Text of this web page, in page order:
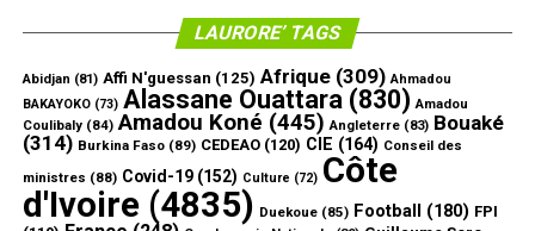
LAURORE’ TAGS
Abidjan (81) Affi N'guessan (125) Afrique(309) Ahmadou
BAKAYOKO(73) Alassane Ouattara(830) Amadou
Coulibaly(84) Amadou Koné (445) Angleterre(83) Bouaké
(314) Burkina Faso(89) CEDEAO(120) CIE (164) Conseil des
ministres (88) Covid-19(152) Culture (72) Côte
d'Ivoire(4835) Duekoue(85) Football (180) FPI